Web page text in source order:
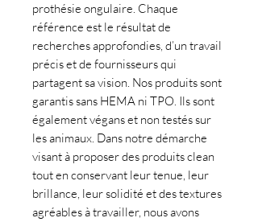
prothésie ongulaire. Chaque
référence est le résultat de
recherches approfondies, d’un travail
précis et de fournisseurs qui
partagent sa vision. Nos produits sont
garantis sans HEMA ni TPO. Ils sont
également végans et non testés sur
les animaux. Dans notre démarche
visant à proposer des produits clean
tout en conservant leur tenue, leur
brillance, leur solidité et des textures
agréables à travailler, nous avons